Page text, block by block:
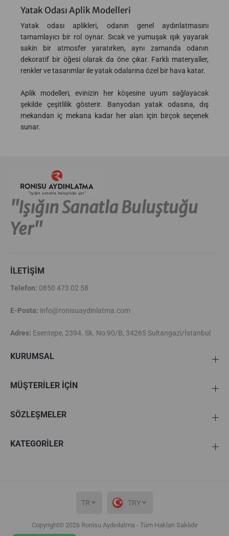
Yatak Odası Aplik Modelleri
Yatak odası aplikleri, odanın genel aydınlatmasını
tamamlayıcı bir rol oynar. Sıcak ve yumuşak ışık yayarak
sakin bir atmosfer yaratırken, aynı zamanda odanın
dekoratif bir öğesi olarak da öne çıkar. Farklı materyaller,
renkler ve tasarımlar ile yatak odalarına özel bir hava katar.
Aplik modelleri, evinizin her köşesine uyum sağlayacak
şekilde çeşitlilik gösterir. Banyodan yatak odasına, dış
mekandan iç mekana kadar her alan için birçok seçenek
sunar.
''Işığın Sanatla Buluştuğu
Yer''
İLETİŞİM
Telefon: 0850 473 02 58
E-Posta: info@ronisuaydinlatma.com
Adres: Esentepe, 2394. Sk. No:90/B, 34265 Sultangazi/İstanbul
KURUMSAL
MÜŞTERİLER İÇİN
SÖZLEŞMELER
KATEGORİLER
Copyright© 2026 Ronisu Aydınlatma - Tüm Hakları Saklıdır
TR TRY